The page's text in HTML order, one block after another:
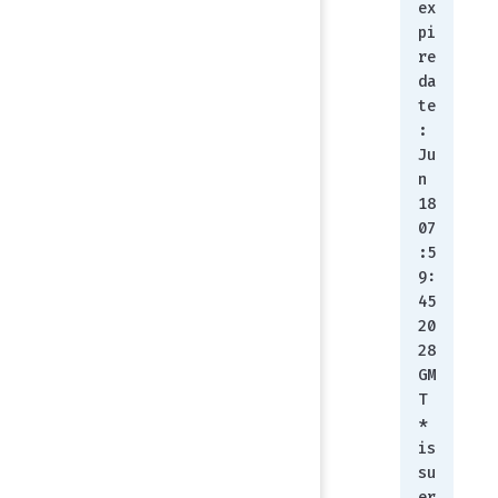
ex
pi
re
da
te
:
Ju
n
18
07
:5
9:
45
20
28
GM
T
*
is
su